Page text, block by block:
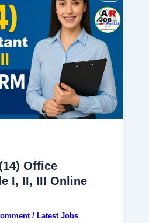
Office
I, II, III Online
/ Latest Jobs